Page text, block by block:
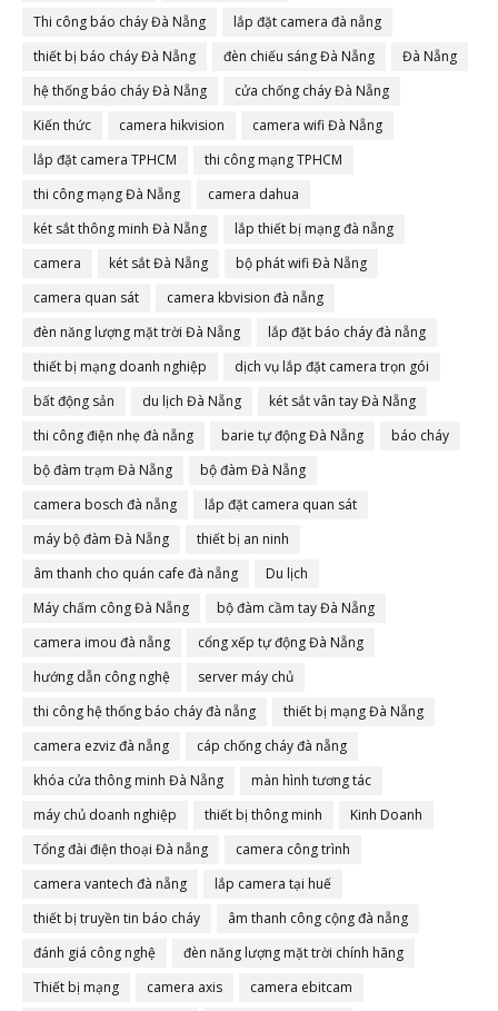
Thi công báo cháy Đà Nẵng
lắp đặt camera đà nẵng
thiết bị báo cháy Đà Nẵng
đèn chiếu sáng Đà Nẵng
Đà Nẵng
hệ thống báo cháy Đà Nẵng
cửa chống cháy Đà Nẵng
Kiến thức
camera hikvision
camera wifi Đà Nẵng
lắp đặt camera TPHCM
thi công mạng TPHCM
thi công mạng Đà Nẵng
camera dahua
két sắt thông minh Đà Nẵng
lắp thiết bị mạng đà nẵng
camera
két sắt Đà Nẵng
bộ phát wifi Đà Nẵng
camera quan sát
camera kbvision đà nẵng
đèn năng lượng mặt trời Đà Nẵng
lắp đặt báo cháy đà nẵng
thiết bị mạng doanh nghiệp
dịch vụ lắp đặt camera trọn gói
bất động sản
du lịch Đà Nẵng
két sắt vân tay Đà Nẵng
thi công điện nhẹ đà nẵng
barie tự động Đà Nẵng
báo cháy
bộ đàm trạm Đà Nẵng
bộ đàm Đà Nẵng
camera bosch đà nẵng
lắp đặt camera quan sát
máy bộ đàm Đà Nẵng
thiết bị an ninh
âm thanh cho quán cafe đà nẵng
Du lịch
Máy chấm công Đà Nẵng
bộ đàm cầm tay Đà Nẵng
camera imou đà nẵng
cổng xếp tự động Đà Nẵng
hướng dẫn công nghệ
server máy chủ
thi công hệ thống báo cháy đà nẵng
thiết bị mạng Đà Nẵng
camera ezviz đà nẵng
cáp chống cháy đà nẵng
khóa cửa thông minh Đà Nẵng
màn hình tương tác
máy chủ doanh nghiệp
thiết bị thông minh
Kinh Doanh
Tổng đài điện thoại Đà nẵng
camera công trình
camera vantech đà nẵng
lắp camera tại huế
thiết bị truyền tin báo cháy
âm thanh công cộng đà nẵng
đánh giá công nghệ
đèn năng lượng mặt trời chính hãng
Thiết bị mạng
camera axis camera ebitcam